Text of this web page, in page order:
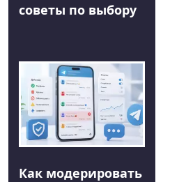
советы по выбору
Как модерировать